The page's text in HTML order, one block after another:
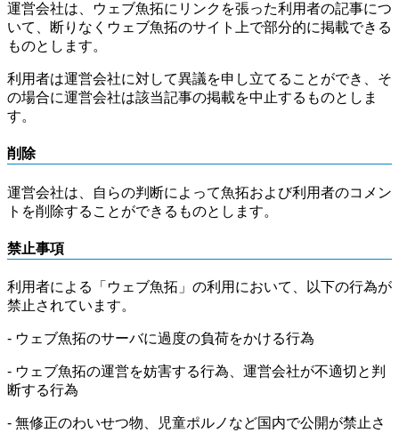
運営会社は、ウェブ魚拓にリンクを張った利用者の記事につ
いて、断りなくウェブ魚拓のサイト上で部分的に掲載できる
ものとします。
利用者は運営会社に対して異議を申し立てることができ、そ
の場合に運営会社は該当記事の掲載を中止するものとしま
す。
削除
運営会社は、自らの判断によって魚拓および利用者のコメン
トを削除することができるものとします。
禁止事項
利用者による「ウェブ魚拓」の利用において、以下の行為が
禁止されています。
- ウェブ魚拓のサーバに過度の負荷をかける行為
- ウェブ魚拓の運営を妨害する行為、運営会社が不適切と判
断する行為
- 無修正のわいせつ物、児童ポルノなど国内で公開が禁止さ